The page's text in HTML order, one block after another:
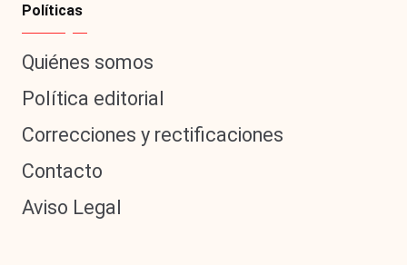
Políticas
Quiénes somos
Política editorial
Correcciones y rectificaciones
Contacto
Aviso Legal